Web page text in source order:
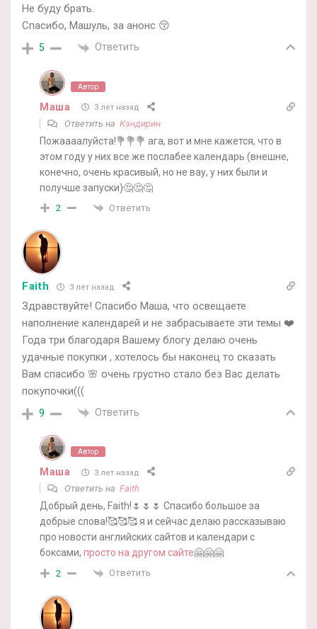
Не буду брать.
Спасибо, Машуль, за анонс 😚
5 Ответить
Автор
Маша 3 лет назад
Ответить на Кэндирин
Пожаааалуйста!💐💐💐 ага, вот и мне кажется, что в
этом году у них все же послабее календарь (внешне,
конечно, очень красивый, но не вау, у них были и
получше запуски)🤔🤔🤔
2 Ответить
Faith 3 лет назад
Здравствуйте! Спасибо Маша, что освещаете
наполнение календарей и не забрасываете эти темы ❤️
Года три благодаря Вашему блогу делаю очень
удачные покупки , хотелось бы наконец то сказать
Вам спасибо 🌸 очень грустно стало без Вас делать
покупочки(((
9 Ответить
Автор
Маша 3 лет назад
Ответить на Faith
Добрый день, Faith!🌷🌷🌷 Спасибо большое за
добрые слова!🥰🥰🥰 я и сейчас делаю рассказываю
про новости английских сайтов и календари с
боксами, просто на другом сайте🤗🤗🤗
2 Ответить